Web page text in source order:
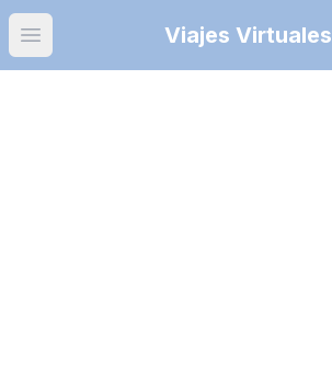
Open main menuViajes Virtuales